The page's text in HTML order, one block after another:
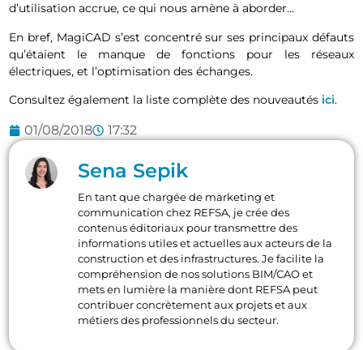
d’utilisation accrue, ce qui nous amène à aborder…
En bref, MagiCAD s’est concentré sur ses principaux défauts
qu’étaient le manque de fonctions pour les réseaux
électriques, et l’optimisation des échanges.
Consultez également la liste complète des nouveautés ici.
01/08/2018 17:32
Sena Sepik
En tant que chargée de marketing et
communication chez REFSA, je crée des
contenus éditoriaux pour transmettre des
informations utiles et actuelles aux acteurs de la
construction et des infrastructures. Je facilite la
compréhension de nos solutions BIM/CAO et
mets en lumière la manière dont REFSA peut
contribuer concrètement aux projets et aux
métiers des professionnels du secteur.